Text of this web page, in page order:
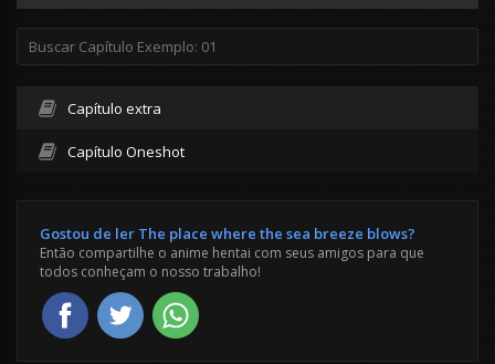
Capítulo extra
Capítulo Oneshot
Gostou de ler The place where the sea breeze blows?
Então compartilhe o anime hentai com seus amigos para que
todos conheçam o nosso trabalho!